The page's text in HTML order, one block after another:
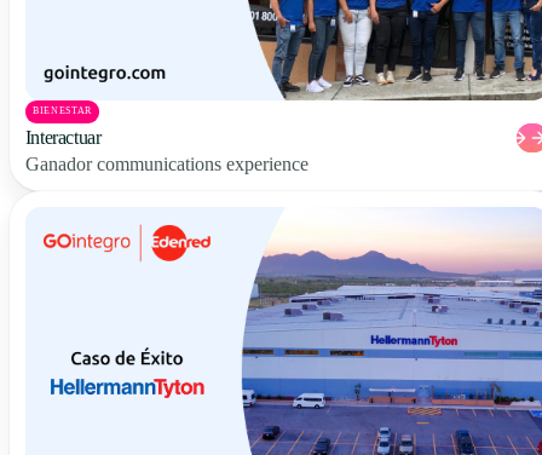
BIENESTAR
Interactuar
Ganador communications experience